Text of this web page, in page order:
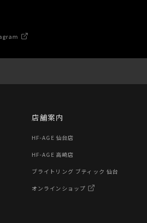
店舗案内
HF-AGE 仙台店
HF-AGE 高崎店
ブライトリング ブティック 仙台
オンラインショップ